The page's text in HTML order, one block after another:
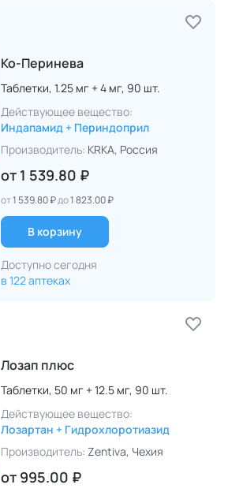
Ко-Перинева
Таблетки, 1.25 мг + 4 мг, 90 шт.
Действующее вещество:
Индапамид + Периндоприл
Производитель: KRKA, Россия
от 1 539.80 ₽
от1 539.80 ₽до1 823.00 ₽
В корзину
Доступно сегодня
в 122 аптеках
Лозап плюс
Таблетки, 50 мг + 12.5 мг, 90 шт.
Действующее вещество:
Лозартан + Гидрохлоротиазид
Производитель: Zentiva, Чехия
от 995.00 ₽